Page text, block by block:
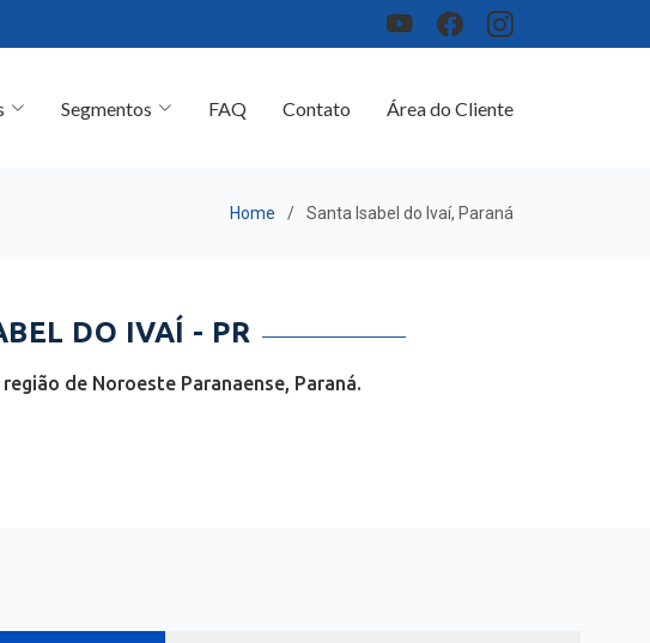
Segmentos FAQ Contato Área do Cliente
Home Santa Isabel do Ivaí, Paraná
DO IVAÍ - PR
de Noroeste Paranaense, Paraná.